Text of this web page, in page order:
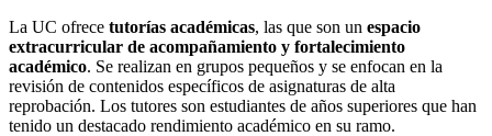
La UC ofrece tutorías académicas, las que son un espacio
extracurricular de acompañamiento y fortalecimiento
académico. Se realizan en grupos pequeños y se enfocan en la
revisión de contenidos específicos de asignaturas de alta
reprobación. Los tutores son estudiantes de años superiores que han
tenido un destacado rendimiento académico en su ramo.